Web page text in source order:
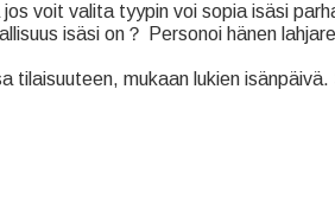
voit valita tyypin voi sopia isäsi
isäsi on？ Personoi hänen
tilaisuuteen, mukaan lukien